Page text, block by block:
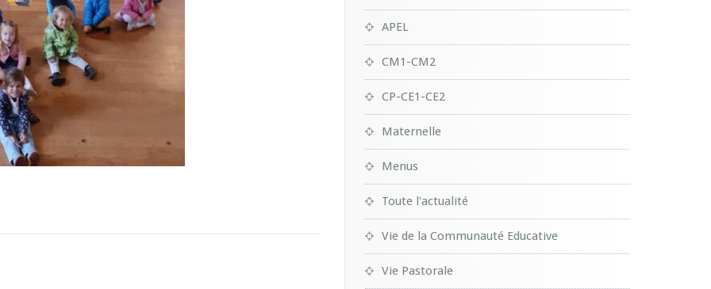
APEL
CM1-CM2
CP-CE1-CE2
Maternelle
Menus
Toute l'actualité
Vie de la Communauté Educative
Vie Pastorale